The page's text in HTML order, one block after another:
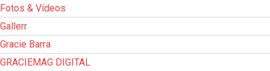
Fotos & Vídeos
Gallerr
Gracie Barra
GRACIEMAG DIGITAL